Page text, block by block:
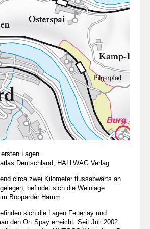
Lagen.
Deutschland, HALLWAG Verlag
circa zwei Kilometer flussabwärts an
befindet sich die Weinlage
Bopparder Hamm.
sich die Lagen Feuerlay und
den Ort Spay erreicht. Seit Juli 2002